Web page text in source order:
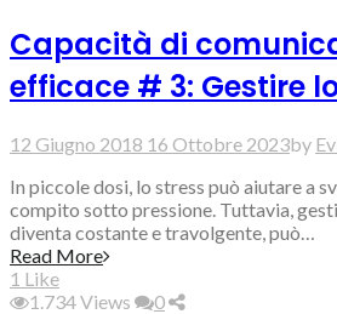
Capacità di
efficace # 3: Gestire
12 Giugno 2018 16 Ottobre 2023by
In piccole dosi, lo stress può aiutare a
compito sotto pressione. Tuttavia,
diventa costante e travolgente, può…
Read More
1 Like
1.734Views
0